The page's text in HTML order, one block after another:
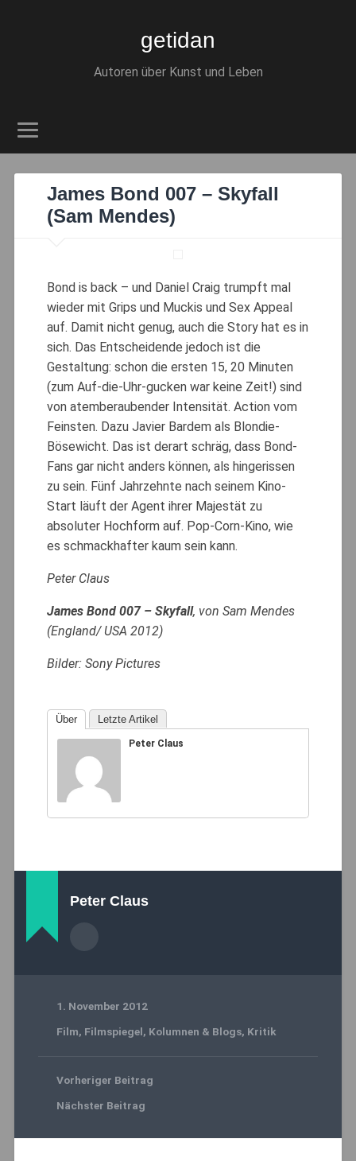
getidan
Autoren über Kunst und Leben
James Bond 007 – Skyfall
(Sam Mendes)
Bond is back – und Daniel Craig trumpft mal
wieder mit Grips und Muckis und Sex Appeal
auf. Damit nicht genug, auch die Story hat es in
sich. Das Entscheidende jedoch ist die
Gestaltung: schon die ersten 15, 20 Minuten
(zum Auf-die-Uhr-gucken war keine Zeit!) sind
von atemberaubender Intensität. Action vom
Feinsten. Dazu Javier Bardem als Blondie-
Bösewicht. Das ist derart schräg, dass Bond-
Fans gar nicht anders können, als hingerissen
zu sein. Fünf Jahrzehnte nach seinem Kino-
Start läuft der Agent ihrer Majestät zu
absoluter Hochform auf. Pop-Corn-Kino, wie
es schmackhafter kaum sein kann.
Peter Claus
James Bond 007 – Skyfall, von Sam Mendes
(England/ USA 2012)
Bilder: Sony Pictures
Über Letzte Artikel
Peter Claus
Peter Claus
1. November 2012
Film, Filmspiegel, Kolumnen & Blogs, Kritik
Vorheriger Beitrag
Nächster Beitrag